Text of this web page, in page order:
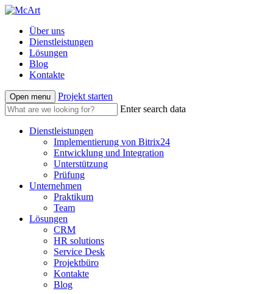
Über uns
Dienstleistungen
Lösungen
Blog
Kontakte
Open menu
Projekt starten
Enter search data
Dienstleistungen
Implementierung von Bitrix24
Entwicklung und Integration
Unterstützung
Prüfung
Unternehmen
Praktikum
Team
Lösungen
CRM
HR solutions
Service Desk
Projektbüro
Kontakte
Blog